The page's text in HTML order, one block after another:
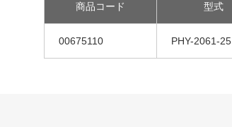
商品コード 型式
00675110 PHY-2061-25